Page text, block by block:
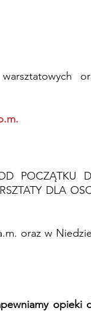
POCZĄTKU
DLA
oraz w
opieki